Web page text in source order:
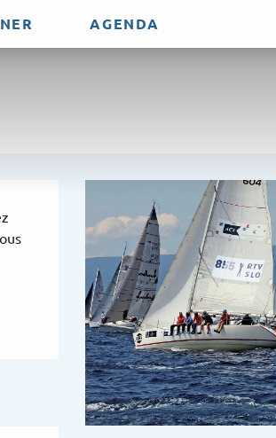
AGENDA